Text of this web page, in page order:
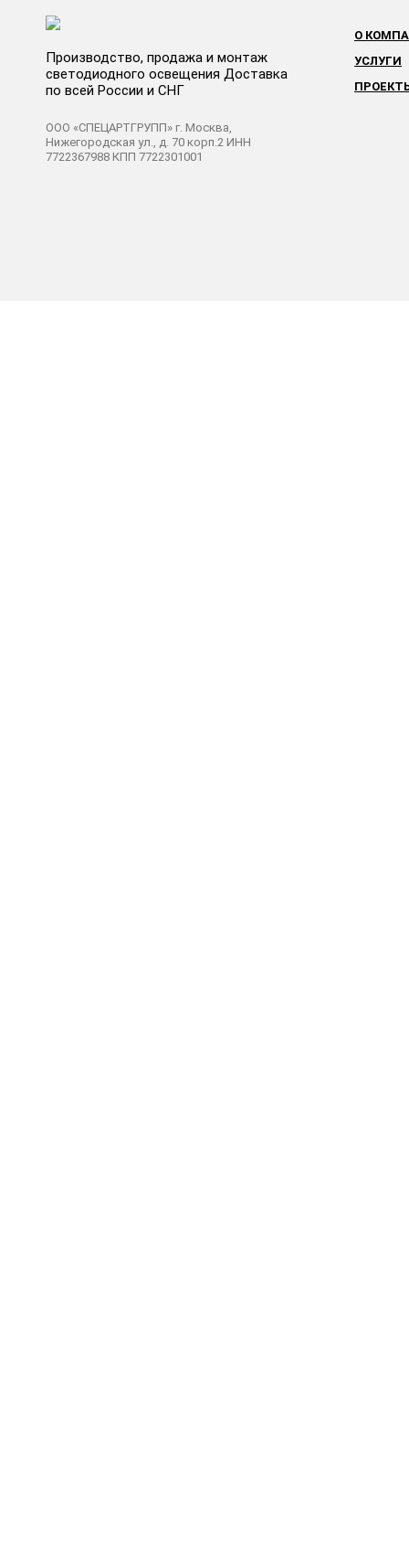
Производство, продажа и монтаж
светодиодного освещения Доставка
по всей России и СНГ
ООО «СПЕЦАРТГРУПП» г. Москва,
Нижегородская ул., д. 70 корп.2 ИНН
7722367988 КПП 7722301001
О
УСЛУГИ